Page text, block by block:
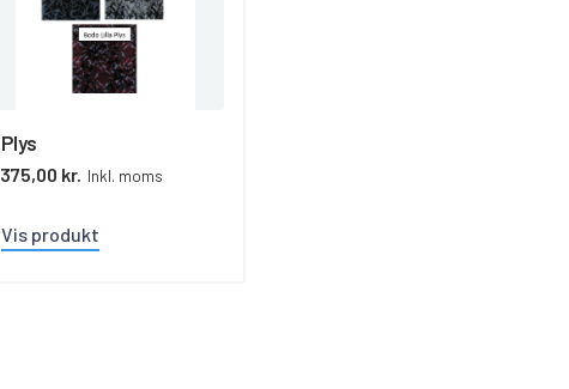
Plys
375,00 kr. Inkl. moms
Vis produkt